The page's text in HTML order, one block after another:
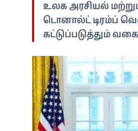
உலக அரசியல்
டொனால்ட் டிரம்ப்
கட்டுப்படுத்தும்